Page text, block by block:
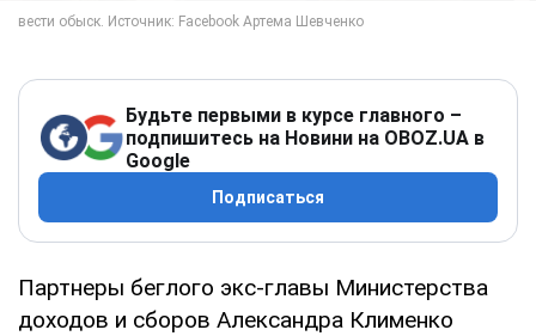
Будьте первыми в курсе главного –
подпишитесь на Новини на OBOZ.UA в
Google
Подписаться
Партнеры беглого экс-главы Министерства
доходов и сборов Александра Клименко